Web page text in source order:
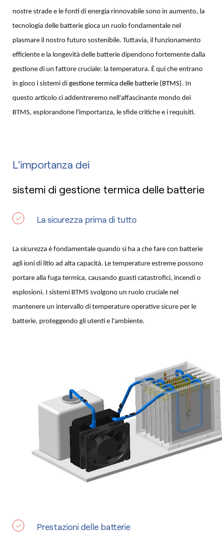
nostre strade e le fonti di energia rinnovabile sono in aumento, la
tecnologia delle batterie gioca un ruolo fondamentale nel
plasmare il nostro futuro sostenibile. Tuttavia, il funzionamento
efficiente e la longevità delle batterie dipendono fortemente dalla
gestione di un fattore cruciale: la temperatura. È qui che entrano
in gioco i sistemi di gestione termica delle batterie (BTMS). In
questo articolo ci addentreremo nell'affascinante mondo dei
BTMS, esplorandone l'importanza, le sfide critiche e i requisiti.
L'importanza dei
sistemi di gestione termica delle batterie
La sicurezza prima di tutto
La sicurezza è fondamentale quando si ha a che fare con batterie
agli ioni di litio ad alta capacità. Le temperature estreme possono
portare alla fuga termica, causando guasti catastrofici, incendi o
esplosioni. I sistemi BTMS svolgono un ruolo cruciale nel
mantenere un intervallo di temperature operative sicure per le
batterie, proteggendo gli utenti e l'ambiente.
Prestazioni delle batterie